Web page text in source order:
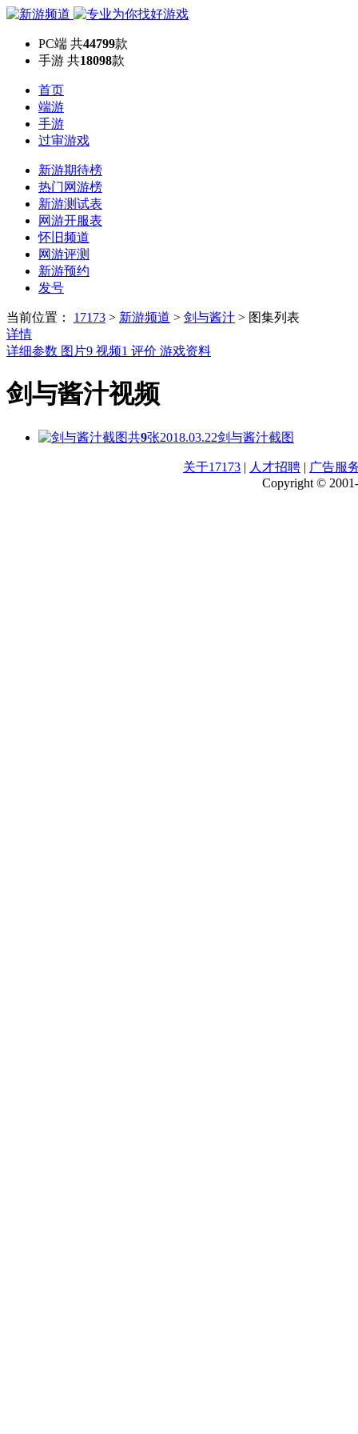
PC端 共44799款
手游 共18098款
首页
端游
手游
过审游戏
新游期待榜
热门网游榜
新游测试表
网游开服表
怀旧频道
网游评测
新游预约
发号
当前位置： 17173 > 新游频道 > 剑与酱汁 > 图集列表
详情
详细参数 图片9 视频1 评价 游戏资料
剑与酱汁视频
共9张2018.03.22剑与酱汁截图
关于17173 | 人才招聘 | 广告服
Copyright ©